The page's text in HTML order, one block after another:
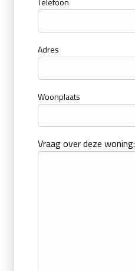
Adres
Woonplaats
Vraag over deze woning: